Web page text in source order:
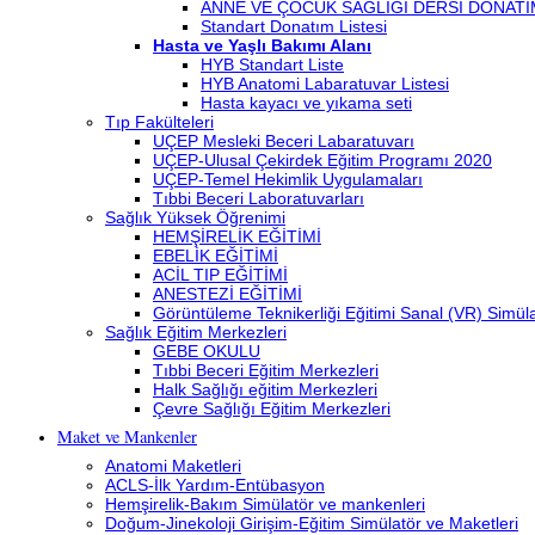
ANNE VE ÇOCUK SAĞLIĞI DERSİ
Standart Donatım Listesi
Hasta ve Yaşlı Bakımı Alanı
HYB Standart Liste
HYB Anatomi Labaratuvar Listesi
Hasta kayacı ve yıkama seti
Tıp Fakülteleri
UÇEP Mesleki Beceri Labaratuvarı
UÇEP-Ulusal Çekirdek Eğitim Programı 2020
UÇEP-Temel Hekimlik Uygulamaları
Tıbbi Beceri Laboratuvarları
Sağlık Yüksek Öğrenimi
HEMŞİRELİK EĞİTİMİ
EBELİK EĞİTİMİ
ACİL TIP EĞİTİMİ
ANESTEZİ EĞİTİMİ
Görüntüleme Teknikerliği Eğitimi Sanal (VR)
Sağlık Eğitim Merkezleri
GEBE OKULU
Tıbbi Beceri Eğitim Merkezleri
Halk Sağlığı eğitim Merkezleri
Çevre Sağlığı Eğitim Merkezleri
Maket ve Mankenler
Anatomi Maketleri
ACLS-İlk Yardım-Entübasyon
Hemşirelik-Bakım Simülatör ve mankenleri
Doğum-Jinekoloji Girişim-Eğitim Simülatör ve Maketleri